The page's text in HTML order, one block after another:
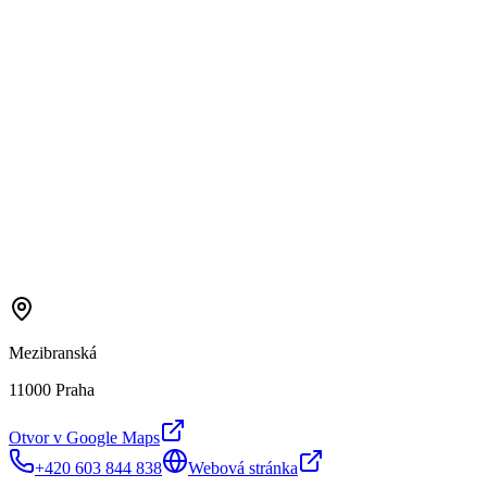
Mezibranská
11000 Praha
Otvor v Google Maps
+420 603 844 838
Webová stránka